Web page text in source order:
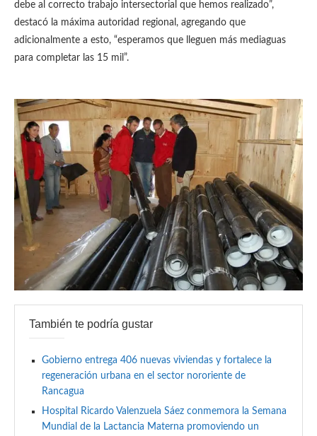
debe al correcto trabajo intersectorial que hemos realizado”,
destacó la máxima autoridad regional, agregando que
adicionalmente a esto, “esperamos que lleguen más mediaguas
para completar las 15 mil”.
También te podría gustar
Gobierno entrega 406 nuevas viviendas y fortalece la
regeneración urbana en el sector nororiente de
Rancagua
Hospital Ricardo Valenzuela Sáez conmemora la Semana
Mundial de la Lactancia Materna promoviendo un